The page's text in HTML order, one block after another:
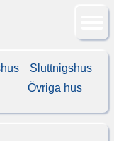
Sluttnigshus
Övriga hus